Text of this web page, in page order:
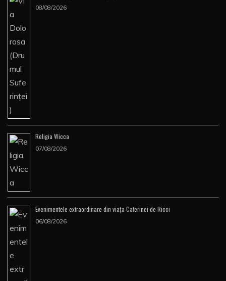
08/08/2026
Religia Wicca
07/08/2026
Evenimentele extraordinare din viața Caterinei de Ricci
06/08/2026